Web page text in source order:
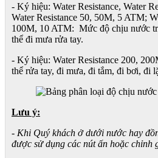
- Ký hiệu: Water Resistance, Water
Water Resistance 50, 50M, 5 ATM;
100M, 10 ATM: Mức độ chịu nước
thể đi mưa rửa tay.
- Ký hiệu: Water Resistance 200,
thể rửa tay, đi mưa, đi tắm, đi bơi, đi
Lưu ý:
- Khi Quý khách ở dưới nước hay
được sử dụng các nút ấn hoặc chỉnh